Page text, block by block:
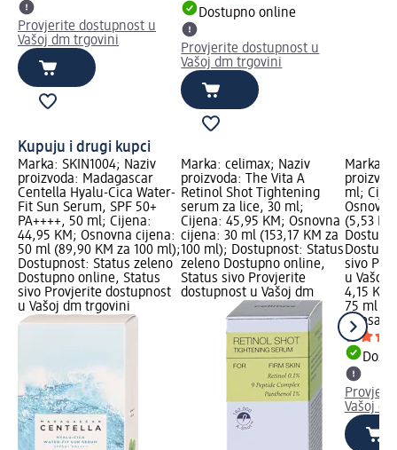
Provjerite dostupnost u
Vašoj dm trgovini
Dostupno online
Provjerite dostupnost u
Vašoj dm trgovini
Kupuju i drugi kupci
Marka: SKIN1004; Naziv
proizvoda: Madagascar
Centella Hyalu-Cica Water-
Fit Sun Serum, SPF 50+
PA++++, 50 ml; Cijena:
44,95 KM; Osnovna cijena:
50 ml (89,90 KM za 100 ml);
Dostupnost: Status zeleno
Dostupno online, Status
sivo Provjerite dostupnost
u Vašoj dm trgovini
Marka: celimax; Naziv
proizvoda: The Vita A
Retinol Shot Tightening
serum za lice, 30 ml;
Cijena: 45,95 KM; Osnovna
cijena: 30 ml (153,17 KM za
100 ml); Dostupnost: Status
zeleno Dostupno online,
Status sivo Provjerite
dostupnost u Vašoj dm
Marka:
ml;
(5,53
sivo
u Vašoj
4,15 KM
75 ml
intesa
Vašoj